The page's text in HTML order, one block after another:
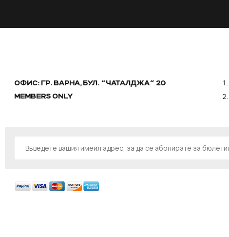
ОФИС: ГР. ВАРНА, БУЛ. "ЧАТАЛДЖА" 20
MEMBERS ONLY